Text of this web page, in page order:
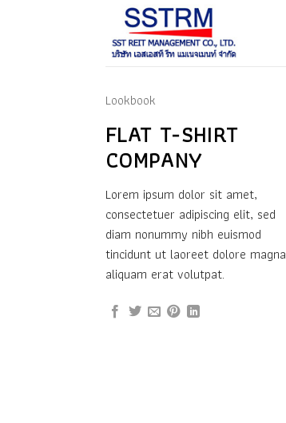
Lookbook
FLAT T-SHIRT
COMPANY
Lorem ipsum dolor sit amet,
consectetuer adipiscing elit, sed
diam nonummy nibh euismod
tincidunt ut laoreet dolore magna
aliquam erat volutpat.